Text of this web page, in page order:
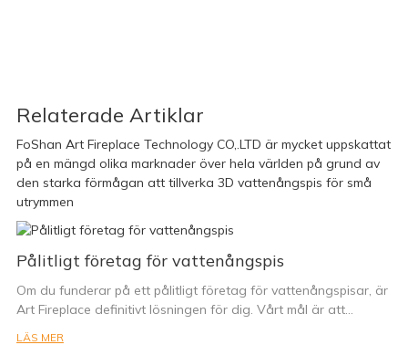
Relaterade Artiklar
FoShan Art Fireplace Technology CO,.LTD är mycket uppskattat
på en mängd olika marknader över hela världen på grund av
den starka förmågan att tillverka 3D vattenångspis för små
utrymmen
Pålitligt företag för vattenångspis
Om du funderar på ett pålitligt företag för vattenångspisar, är
Art Fireplace definitivt lösningen för dig. Vårt mål är att
tillfredsställa våra kunder med hög prestanda, pålitlig kvalitet,
LÄS MER